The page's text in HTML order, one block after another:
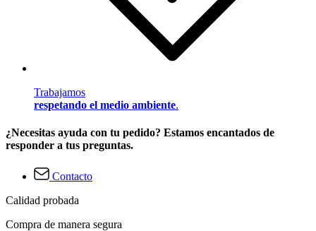
Trabajamos
respetando el medio ambiente.
¿Necesitas ayuda con tu pedido? Estamos encantados de
responder a tus preguntas.
Contacto
Calidad probada
Compra de manera segura